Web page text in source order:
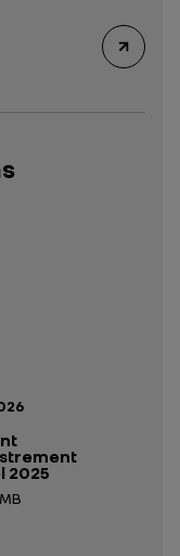
structurées (JSON)
2025